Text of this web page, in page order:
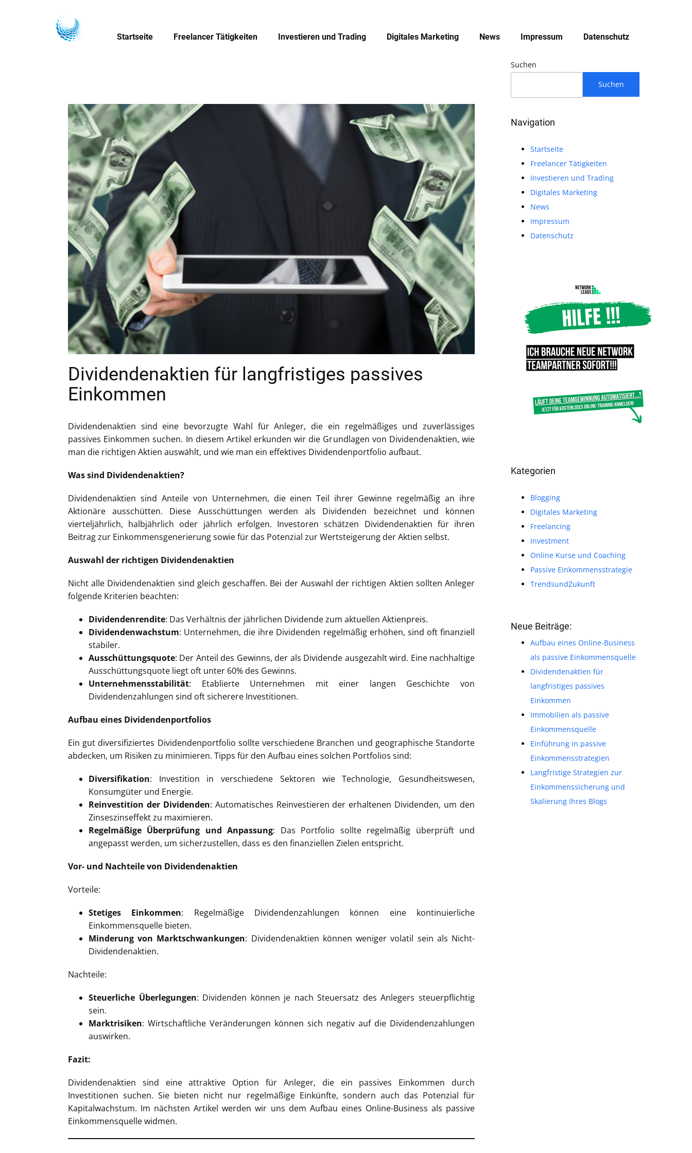
Startseite Freelancer Tätigkeiten Investieren und Trading Digitales Marketing News Impressum Datenschutz
Dividendenaktien für langfristiges passives
Einkommen
Dividendenaktien sind eine bevorzugte Wahl für Anleger, die ein regelmäßiges und zuverlässiges
passives Einkommen suchen. In diesem Artikel erkunden wir die Grundlagen von Dividendenaktien, wie
man die richtigen Aktien auswählt, und wie man ein effektives Dividendenportfolio aufbaut.
Was sind Dividendenaktien?
Dividendenaktien sind Anteile von Unternehmen, die einen Teil ihrer Gewinne regelmäßig an ihre
Aktionäre ausschütten. Diese Ausschüttungen werden als Dividenden bezeichnet und können
vierteljährlich, halbjährlich oder jährlich erfolgen. Investoren schätzen Dividendenaktien für ihren
Beitrag zur Einkommensgenerierung sowie für das Potenzial zur Wertsteigerung der Aktien selbst.
Auswahl der richtigen Dividendenaktien
Nicht alle Dividendenaktien sind gleich geschaffen. Bei der Auswahl der richtigen Aktien sollten Anleger
folgende Kriterien beachten:
Dividendenrendite: Das Verhältnis der jährlichen Dividende zum aktuellen Aktienpreis.
Dividendenwachstum: Unternehmen, die ihre Dividenden regelmäßig erhöhen, sind oft finanziell
stabiler.
Ausschüttungsquote: Der Anteil des Gewinns, der als Dividende ausgezahlt wird. Eine nachhaltige
Ausschüttungsquote liegt oft unter 60% des Gewinns.
Unternehmensstabilität: Etablierte Unternehmen mit einer langen Geschichte von
Dividendenzahlungen sind oft sicherere Investitionen.
Aufbau eines Dividendenportfolios
Ein gut diversifiziertes Dividendenportfolio sollte verschiedene Branchen und geographische Standorte
abdecken, um Risiken zu minimieren. Tipps für den Aufbau eines solchen Portfolios sind:
Diversifikation: Investition in verschiedene Sektoren wie Technologie, Gesundheitswesen,
Konsumgüter und Energie.
Reinvestition der Dividenden: Automatisches Reinvestieren der erhaltenen Dividenden, um den
Zinseszinseffekt zu maximieren.
Regelmäßige Überprüfung und Anpassung: Das Portfolio sollte regelmäßig überprüft und
angepasst werden, um sicherzustellen, dass es den finanziellen Zielen entspricht.
Vor- und Nachteile von Dividendenaktien
Vorteile:
Stetiges Einkommen: Regelmäßige Dividendenzahlungen können eine kontinuierliche
Einkommensquelle bieten.
Minderung von Marktschwankungen: Dividendenaktien können weniger volatil sein als Nicht-
Dividendenaktien.
Nachteile:
Steuerliche Überlegungen: Dividenden können je nach Steuersatz des Anlegers steuerpflichtig
sein.
Marktrisiken: Wirtschaftliche Veränderungen können sich negativ auf die Dividendenzahlungen
auswirken.
Fazit:
Dividendenaktien sind eine attraktive Option für Anleger, die ein passives Einkommen durch
Investitionen suchen. Sie bieten nicht nur regelmäßige Einkünfte, sondern auch das Potenzial für
Kapitalwachstum. Im nächsten Artikel werden wir uns dem Aufbau eines Online-Business als passive
Einkommensquelle widmen.
Suchen
Suchen
Navigation
Startseite
Freelancer Tätigkeiten
Investieren und Trading
Digitales Marketing
News
Impressum
Datenschutz
Kategorien
Blogging
Digitales Marketing
Freelancing
Investment
Online Kurse und Coaching
Passive Einkommensstrategie
TrendsundZukunft
Neue Beiträge:
Aufbau eines Online-Business
als passive Einkommensquelle
Dividendenaktien für
langfristiges passives
Einkommen
Immobilien als passive
Einkommensquelle
Einführung in passive
Einkommensstrategien
Langfristige Strategien zur
Einkommenssicherung und
Skalierung Ihres Blogs